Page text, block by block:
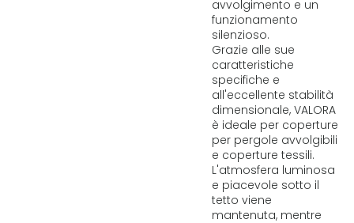
avvolgimento e un
funzionamento
silenzioso.
Grazie alle sue
caratteristiche
specifiche e
all'eccellente stabilità
dimensionale, VALORA
è ideale per coperture
per pergole avvolgibili
e coperture tessili.
L'atmosfera luminosa
e piacevole sotto il
tetto viene
mantenuta, mentre